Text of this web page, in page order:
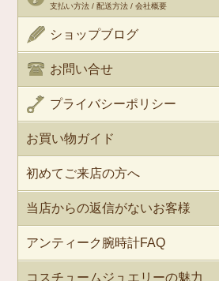
支払い方法 / 配送方法 / 会社概要
ショップブログ
お問い合せ
プライバシーポリシー
お買い物ガイド
初めてご来店の方へ
当店からの返信がないお客様
アンティーク腕時計FAQ
コスチュームジュエリーの魅力